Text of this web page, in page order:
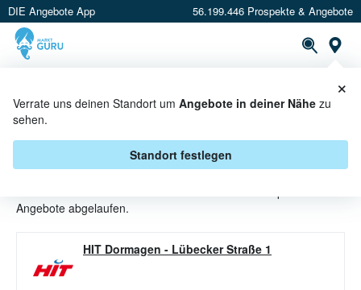
DIE Angebote App 56.199.446 Prospekte & Angebote
Verrate uns deinen Standort um Angebote in deiner Nähe zu
sehen.
Standort festlegen
×
WARME SPEISEN ANGEBOTE &
AKTIONEN BEI HIT ULLRICH
Angebote abgelaufen.
HIT Dormagen - Lübecker Straße 1